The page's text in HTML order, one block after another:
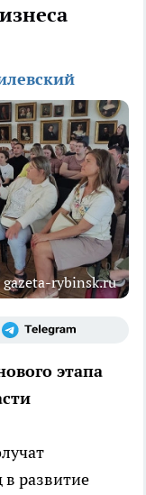
gazeta-rybinsk.ru
этапа
в развитие